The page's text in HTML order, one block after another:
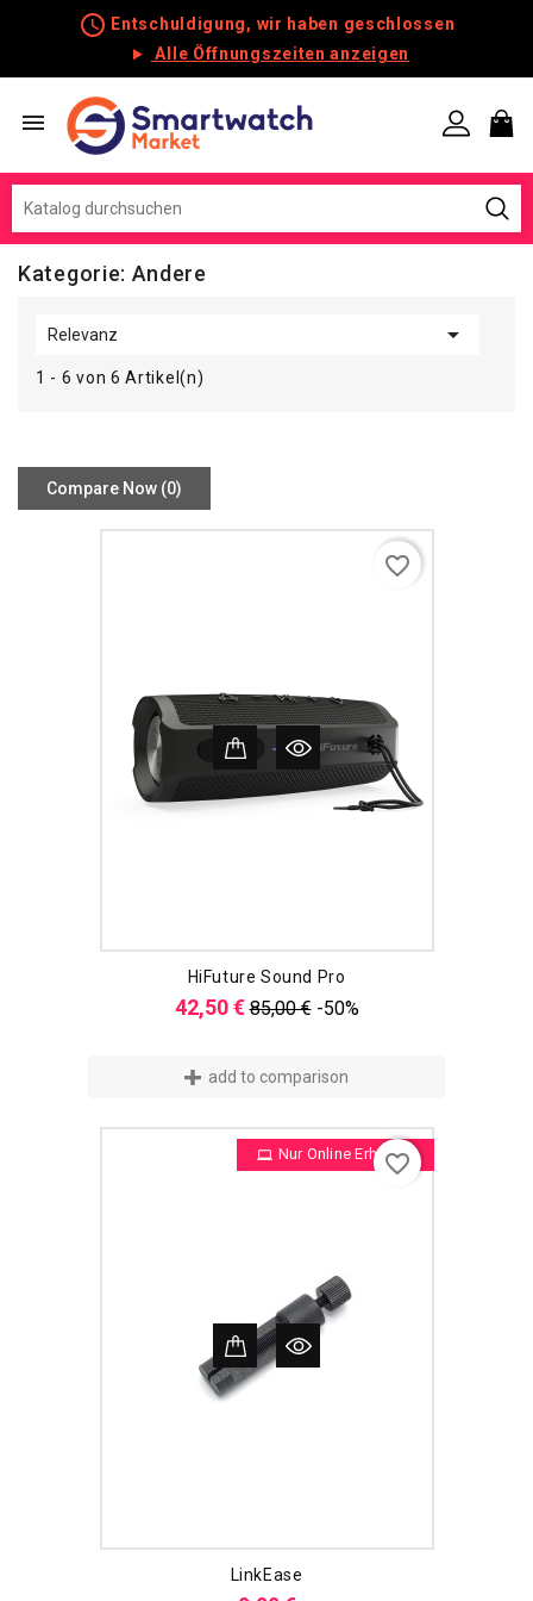
schedule Entschuldigung, wir haben geschlossen
Alle Öffnungszeiten anzeigen

Kategorie: Andere
Relevanz 
1 - 6 von 6 Artikel(n)
Compare Now (0)‎
HiFuture Sound Pro
42,50 €Verkaufspreis
85,00 € -50%Preis
favorite_border
add to comparison
Nur Online Erhältlich
LinkEase
favorite_border